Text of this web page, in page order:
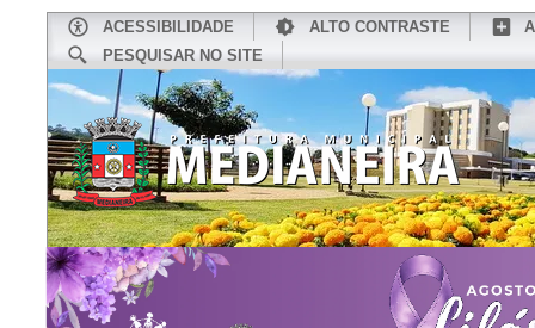
ACESSIBILIDADE ALTO CONTRASTE
PESQUISAR NO SITE
CONHEÇA MEDIANEIRA